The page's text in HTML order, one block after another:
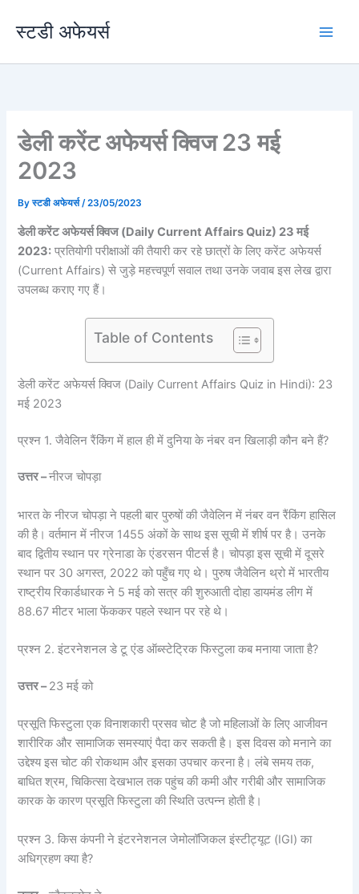
स्टडी अफेयर्स
डेली करेंट अफेयर्स क्विज 23 मई
2023
Byस्टडी अफेयर्स/23/05/2023
डेली करेंटअफेयर्स क्विज (Daily Current Affairs Quiz) 23 मई
2023: प्रतियोगी परीक्षाओं की तैयारी कर रहे छात्रों के लिए करेंट अफेयर्स
(Current Affairs) से जुड़े महत्त्वपूर्ण सवाल तथा उनके जवाब इस लेख द्वारा
उपलब्ध कराए गए हैं।
Table of Contents
डेली करेंट अफेयर्स क्विज (Daily Current Affairs Quiz in Hindi): 23
मई 2023
प्रश्न 1. जैवेलिन रैंकिंग में हाल ही में दुनिया के नंबर वन खिलाड़ी कौन बने हैं?
उत्तर –नीरज चोपड़ा
भारत के नीरज चोपड़ा ने पहली बार पुरुषों की जैवेलिन में नंबर वन रैंकिंग हासिल
की है। वर्तमान में नीरज 1455 अंकों के साथ इस सूची में शीर्ष पर है। उनके
बाद द्वितीय स्थान पर ग्रेनाडा के एंडरसन पीटर्स है। चोपड़ा इस सूची में दूसरे
स्थान पर 30 अगस्त, 2022 को पहुँच गए थे। पुरुष जैवेलिन थ्रो में भारतीय
राष्ट्रीय रिकार्डधारक ने 5 मई को सत्र की शुरुआती दोहा डायमंड लीग में
88.67 मीटर भाला फेंककर पहले स्थान पर रहे थे।
प्रश्न 2. इंटरनेशनल डे टू एंड ऑब्स्टेट्रिक फिस्टुला कब मनाया जाता है?
उत्तर –23 मई को
प्रसूति फिस्टुला एक विनाशकारी प्रसव चोट है जो महिलाओं के लिए आजीवन
शारीरिक और सामाजिक समस्याएं पैदा कर सकती है। इस दिवस को मनाने का
उद्देश्य इस चोट की रोकथाम और इसका उपचार करना है। लंबे समय तक,
बाधित श्रम, चिकित्सा देखभाल तक पहुंच की कमी और गरीबी और सामाजिक
कारक के कारण प्रसूति फिस्टुला की स्थिति उत्पन्न होती है।
प्रश्न 3. किस कंपनी ने इंटरनेशनल जेमोलॉजिकल इंस्टीट्यूट (IGI) का
अधिग्रहण क्या है?